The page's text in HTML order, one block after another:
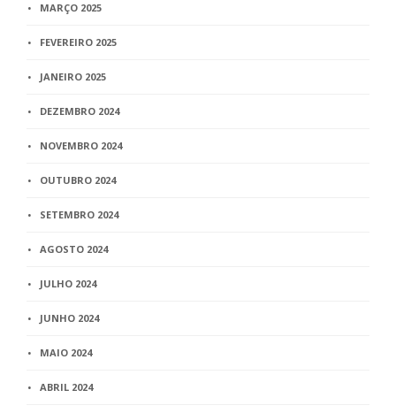
MARÇO 2025
FEVEREIRO 2025
JANEIRO 2025
DEZEMBRO 2024
NOVEMBRO 2024
OUTUBRO 2024
SETEMBRO 2024
AGOSTO 2024
JULHO 2024
JUNHO 2024
MAIO 2024
ABRIL 2024